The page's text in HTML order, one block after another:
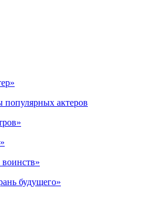
популярных актеров
будущего»